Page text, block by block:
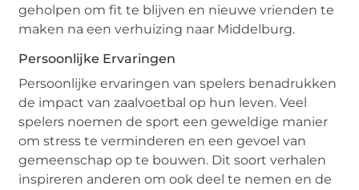
geholpen om fit te blijven en nieuwe vrienden te
maken na een verhuizing naar Middelburg.
Persoonlijke Ervaringen
Persoonlijke ervaringen van spelers benadrukken
de impact van zaalvoetbal op hun leven. Veel
spelers noemen de sport een geweldige manier
om stress te verminderen en een gevoel van
gemeenschap op te bouwen. Dit soort verhalen
inspireren anderen om ook deel te nemen en de